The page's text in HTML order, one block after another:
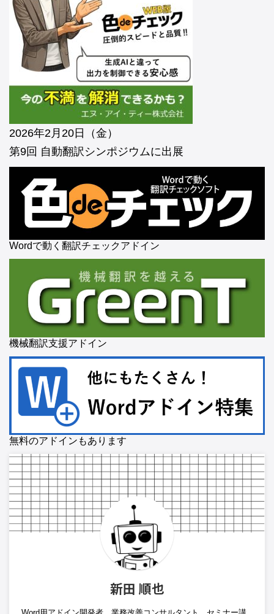
2026年2月20日（金）
第9回 自動翻訳シンポジウムに出展
Wordで動く翻訳チェックアドイン
機械翻訳支援アドイン
無料のアドインもあります
新田 順也